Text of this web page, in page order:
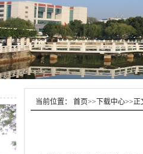
当前位置： 首页>> 下载中心>>正